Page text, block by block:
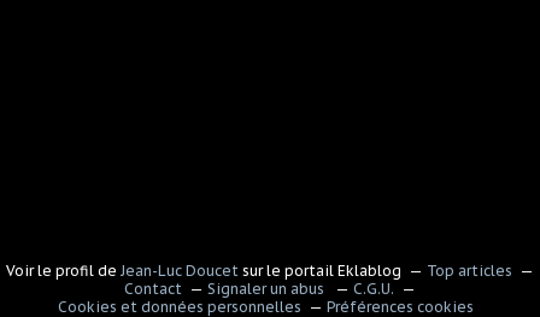
Voir le profil de Jean-Luc Doucet sur le portail Eklablog
Top articles
Contact
Signaler un abus
C.G.U.
Cookies et données personnelles
Préférences cookies